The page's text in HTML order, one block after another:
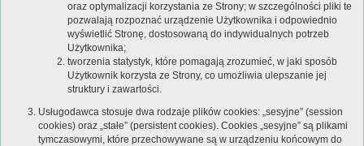
oraz optymalizacji korzystania ze Strony; w szczególności pliki te
pozwalają rozpoznać urządzenie Użytkownika i odpowiednio
wyświetlić Stronę, dostosowaną do indywidualnych potrzeb
Użytkownika;
tworzenia statystyk, które pomagają zrozumieć, w jaki sposób
Użytkownik korzysta ze Strony, co umożliwia ulepszanie jej
struktury i zawartości.
Usługodawca stosuje dwa rodzaje plików cookies: „sesyjne” (session
cookies) oraz „stałe” (persistent cookies). Cookies „sesyjne” są plikami
tymczasowymi, które przechowywane są w urządzeniu końcowym do